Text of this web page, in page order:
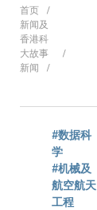
面
包
屑
首页
新闻及
香港科
大故事
新闻
#数据科
学
#机械及
航空航天
工程